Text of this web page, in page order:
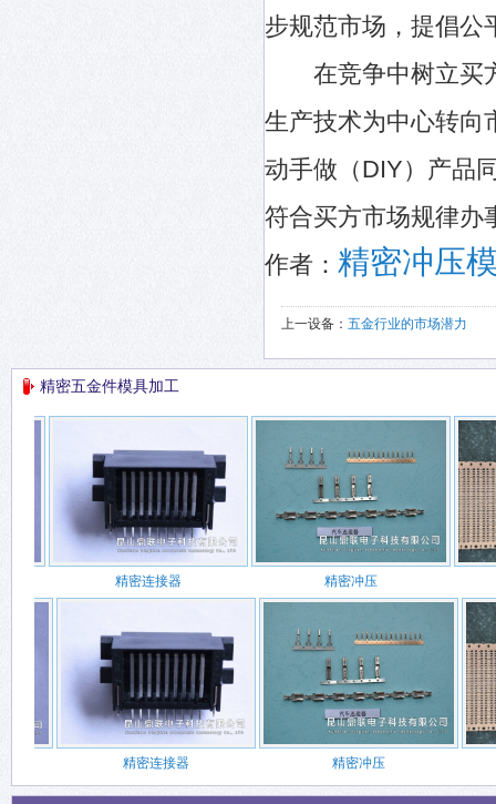
步规范市场，提倡公
在竞争中树立买方
生产技术为中心转向
动手做（DIY）产品
符合买方市场规律办
作者： 精密冲压
上一设备： 五金行业的市场潜力
精密五金件模具加工
精密连接器 精密冲压
精密连接器 精密冲压